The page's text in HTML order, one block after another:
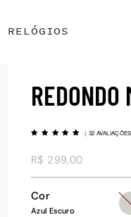
RELÓGIOS
REDONDO
( 32
R$ 299,00
Cor
Azul Escuro